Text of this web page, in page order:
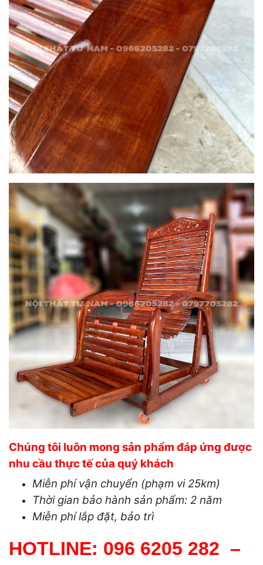
Chúng tôi luôn mong sản phẩm đáp ứng được
nhu cầu thực tế của quý khách
Miễn phí vận chuyển (phạm vi 25km)
Thời gian bảo hành sản phẩm: 2 năm
Miễn phí lắp đặt, bảo trì
HOTLINE: 096 6205 282 –